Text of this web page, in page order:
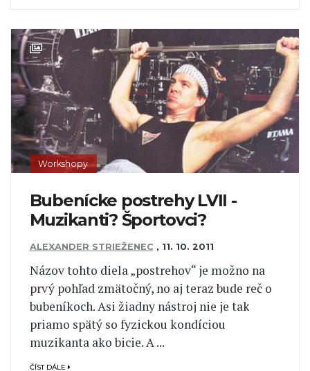
Workshopy
Bubenícke postrehy LVII -
Muzikanti? Športovci?
ALEXANDER STRIEŽENEC , 11. 10. 2011
Názov tohto diela „postrehov“ je možno na
prvý pohľad zmätočný, no aj teraz bude reč o
bubeníkoch. Asi žiadny nástroj nie je tak
priamo spätý so fyzickou kondíciou
muzikanta ako bicie. A ...
ČÍST DÁLE